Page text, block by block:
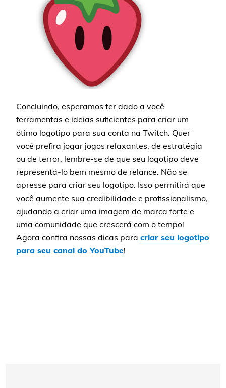
Concluindo, esperamos ter dado a você
ferramentas e ideias suficientes para criar um
ótimo logotipo para sua conta na Twitch. Quer
você prefira jogar jogos relaxantes, de estratégia
ou de terror, lembre-se de que seu logotipo deve
representá-lo bem mesmo de relance. Não se
apresse para criar seu logotipo. Isso permitirá que
você aumente sua credibilidade e profissionalismo,
ajudando a criar uma imagem de marca forte e
uma comunidade que crescerá com o tempo!
Agora confira nossas dicas paracriar seu logotipo
para seu canal do YouTube!